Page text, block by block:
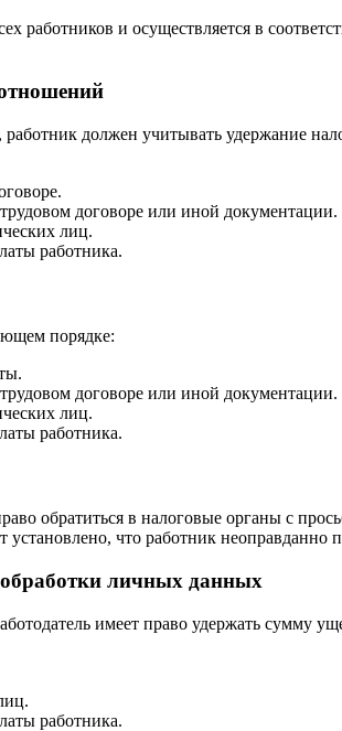
работников и осуществляется в
должен учитывать удержание
договоре или иной документации.
лиц.
работника.
порядке:
договоре или иной документации.
лиц.
работника.
обратиться в налоговые органы с
установлено, что работник
личных данных
имеет право удержать сумму
работника.